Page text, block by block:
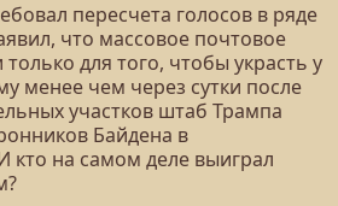
пересчета голосов в ряде
что массовое почтовое
для того, чтобы украсть у
менее чем через сутки после
участков штаб Трампа
Байдена в
кто на самом деле выиграл